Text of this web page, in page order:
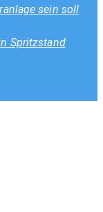
sein soll
Spritzstand